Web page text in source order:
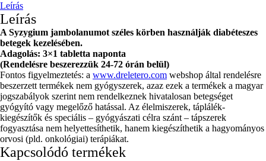
Leírás
Leírás
A Syzygium jambolanumot széles körben használják diabéteszes
betegek kezelésében.
Adagolás: 3×1 tabletta naponta
(Rendelésre beszerezzük 24-72 órán belül)
Fontos figyelmeztetés: a www.dreletero.com webshop által rendelésre
beszerzett termékek nem gyógyszerek, azaz ezek a termékek a magyar
jogszabályok szerint nem rendelkeznek hivatalosan betegséget
gyógyító vagy megelőző hatással. Az élelmiszerek, táplálék-
kiegészítők és speciális – gyógyászati célra szánt – tápszerek
fogyasztása nem helyettesíthetik, hanem kiegészíthetik a hagyományos
orvosi (pld. onkológiai) terápiákat.
Kapcsolódó termékek